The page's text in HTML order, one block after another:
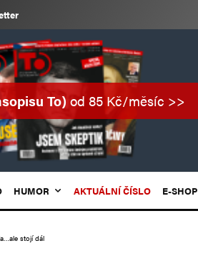
To)od 85 Kč/měsíc >>
HUMOR AKTUÁLNÍ ČÍSLO E-SHOP
stojí dál